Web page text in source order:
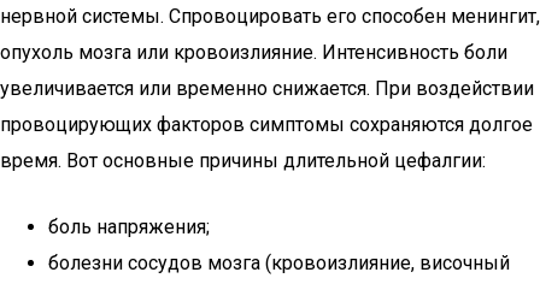
нервной системы. Спровоцировать его способен менингит,
опухоль мозга или кровоизлияние. Интенсивность боли
увеличивается или временно снижается. При воздействии
провоцирующих факторов симптомы сохраняются долгое
время. Вот основные причины длительной цефалгии:
боль напряжения;
болезни сосудов мозга (кровоизлияние, височный